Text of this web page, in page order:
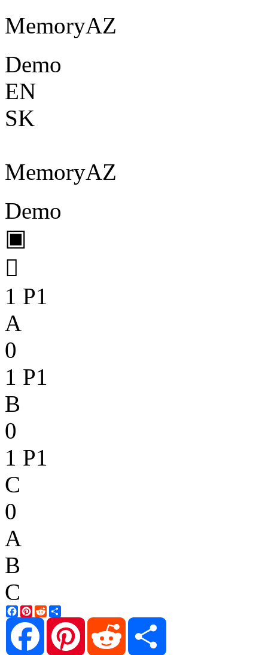
MemoryAZ
Demo
EN
SK
MemoryAZ
Demo
▣

1 P1
A
0
1 P1
B
0
1 P1
C
0
A
B
C
Facebook
Pinterest
Reddit
Facebook
Pinterest Reddit